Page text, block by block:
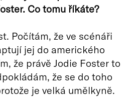
Co tomu říkáte?
Počítám, že ve scénáři
jej do amerického
že právě Jodie Foster to
že se do toho
je velká umělkyně.